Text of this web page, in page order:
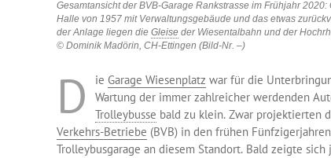
Gesamtansicht der BVB-Garage Rankstrasse im Frühjahr
Halle von 1957 mit Verwaltungsgebäude und das etwas
der Anlage liegen die Gleise der Wiesentalbahn und der
© Dominik Madörin, CH-Ettingen (Bild-Nr. –)
D ie Garage Wiesenplatz war für die
Wartung der immer zahlreicher werdenden
Trolleybusse bald zu klein. Zwar projektierten
Verkehrs-Betriebe (BVB) in den frühen
Trolleybusgarage an diesem Standort. Bald zeigte sich